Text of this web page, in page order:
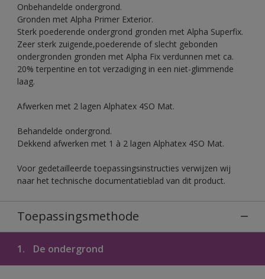
Onbehandelde ondergrond.
Gronden met Alpha Primer Exterior.
Sterk poederende ondergrond gronden met Alpha Superfix.
Zeer sterk zuigende,poederende of slecht gebonden
ondergronden gronden met Alpha Fix verdunnen met ca.
20% terpentine en tot verzadiging in een niet-glimmende
laag.
Afwerken met 2 lagen Alphatex 4SO Mat.
Behandelde ondergrond.
Dekkend afwerken met 1 à 2 lagen Alphatex 4SO Mat.
Voor gedetailleerde toepassingsinstructies verwijzen wij
naar het technische documentatieblad van dit product.
Toepassingsmethode
1. De ondergrond